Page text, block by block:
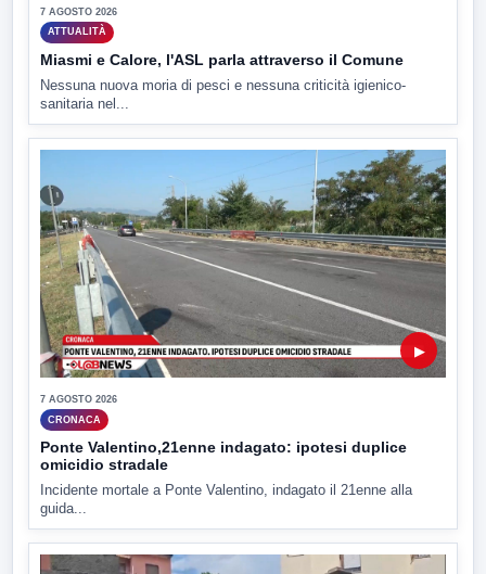
7 AGOSTO 2026
ATTUALITÀ
Miasmi e Calore, l'ASL parla attraverso il Comune
Nessuna nuova moria di pesci e nessuna criticità igienico-
sanitaria nel...
▶
7 AGOSTO 2026
CRONACA
Ponte Valentino,21enne indagato: ipotesi duplice
omicidio stradale
Incidente mortale a Ponte Valentino, indagato il 21enne alla
guida...